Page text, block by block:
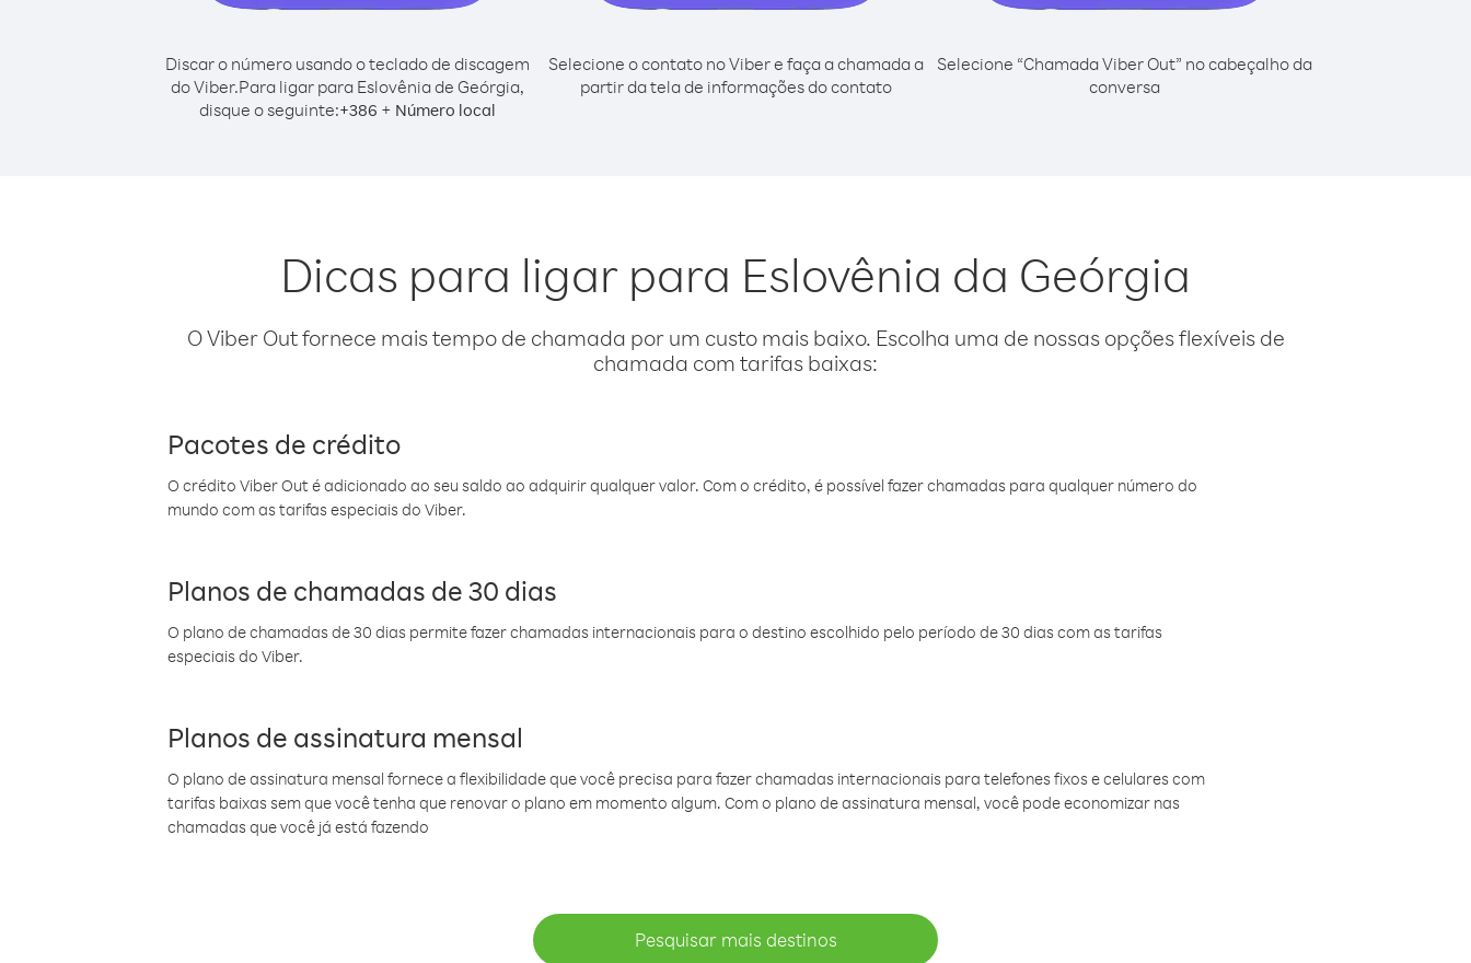
Discar o número usando o teclado de discagem
do Viber.Para ligar para Eslovênia de Geórgia,
disque o seguinte:+386 + Número local
Selecione o contato no Viber e faça a chamada a
partir da tela de informações do contato
Selecione “Chamada Viber Out” no cabeçalho da
conversa
Dicas para ligar para Eslovênia da Geórgia
O Viber Out fornece mais tempo de chamada por um custo mais baixo. Escolha uma de nossas opções flexíveis de
chamada com tarifas baixas:
Pacotes de crédito
O crédito Viber Out é adicionado ao seu saldo ao adquirir qualquer valor. Com o crédito, é possível fazer chamadas para qualquer número do
mundo com as tarifas especiais do Viber.
Planos de chamadas de 30 dias
O plano de chamadas de 30 dias permite fazer chamadas internacionais para o destino escolhido pelo período de 30 dias com as tarifas
especiais do Viber.
Planos de assinatura mensal
O plano de assinatura mensal fornece a flexibilidade que você precisa para fazer chamadas internacionais para telefones fixos e celulares com
tarifas baixas sem que você tenha que renovar o plano em momento algum. Com o plano de assinatura mensal, você pode economizar nas
chamadas que você já está fazendo
Pesquisar mais destinos